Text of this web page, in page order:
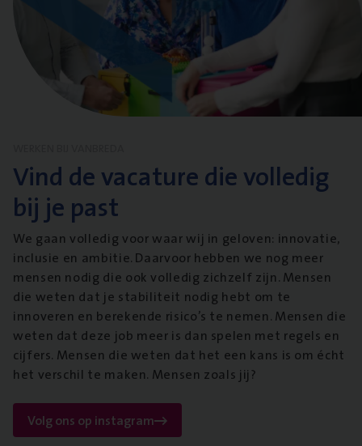
Vind de vacature die volledig
bij je past
We gaan volledig voor waar wij in geloven: innovatie,
inclusie en ambitie. Daarvoor hebben we nog meer
mensen nodig die ook volledig zichzelf zijn. Mensen
die weten dat je stabiliteit nodig hebt om te
innoveren en berekende risico’s te nemen. Mensen die
weten dat deze job meer is dan spelen met regels en
cijfers. Mensen die weten dat het een kans is om écht
het verschil te maken. Mensen zoals jij?
Volg ons op instagram